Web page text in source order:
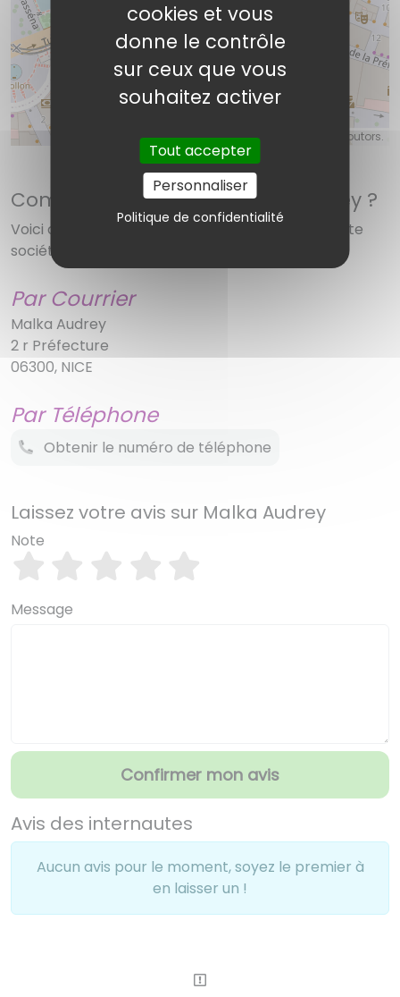
cookies et vous
donne le contrôle
sur ceux que vous
souhaitez activer
Tout accepter
Personnaliser
Politique de confidentialité
Malka Audrey
©OpenStreetMap contributors.
Comment contacter Malka Audrey ?
Voici diverses solutions pour réussir à joindre cette
société
Par Courrier
Malka Audrey
2 r Préfecture
06300, NICE
Par Téléphone
Obtenir le numéro de téléphone
Laissez votre avis sur Malka Audrey
Note
Message
Confirmer mon avis
Avis des internautes
Aucun avis pour le moment, soyez le premier à
en laisser un !